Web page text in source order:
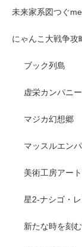
未来家系図つぐme
にゃんこ大戦争攻
ブック列島
虚栄カンパニー
マジカ幻想郷
マッスルエン
美術工房アー
星2-ナシゴ・
新たな時を刻